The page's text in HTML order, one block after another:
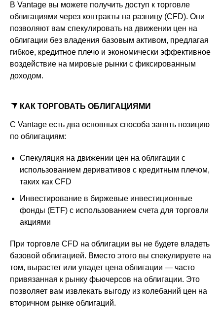
В Vantage вы можете получить доступ к торговле
облигациями через контракты на разницу (CFD). Они
позволяют вам спекулировать на движении цен на
облигации без владения базовым активом, предлагая
гибкое, кредитное плечо и экономически эффективное
воздействие на мировые рынки с фиксированным
доходом.
КАК ТОРГОВАТЬ ОБЛИГАЦИЯМИ
С Vantage есть два основных способа занять позицию
по облигациям:
Спекуляция на движении цен на облигации с
использованием деривативов с кредитным плечом,
таких как CFD
Инвестирование в биржевые инвестиционные
фонды (ETF) с использованием счета для торговли
акциями
При торговле CFD на облигации вы не будете владеть
базовой облигацией. Вместо этого вы спекулируете на
том, вырастет или упадет цена облигации — часто
привязанная к рынку фьючерсов на облигации. Это
позволяет вам извлекать выгоду из колебаний цен на
вторичном рынке облигаций.